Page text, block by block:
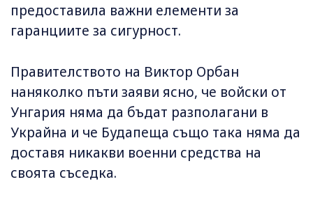
предоставила важни елементи за
гаранциите за сигурност.
Правителството на Виктор Орбан
наняколко пъти заяви ясно, че войски от
Унгария няма да бъдат разполагани в
Украйна и че Будапеща също така няма да
доставя никакви военни средства на
своята съседка.